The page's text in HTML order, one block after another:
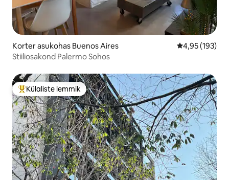
Korter asukohas Buenos Aires Keskmine
4,95 (193)
Stiiliosakond Palermo Sohos
Külaliste suur lemmik
Külaliste lemmik